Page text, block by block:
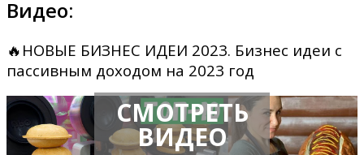
Видео:
🔥НОВЫЕ БИЗНЕС ИДЕИ 2023. Бизнес идеи с
пассивным доходом на 2023 год
СМОТРЕТЬ
ВИДЕО